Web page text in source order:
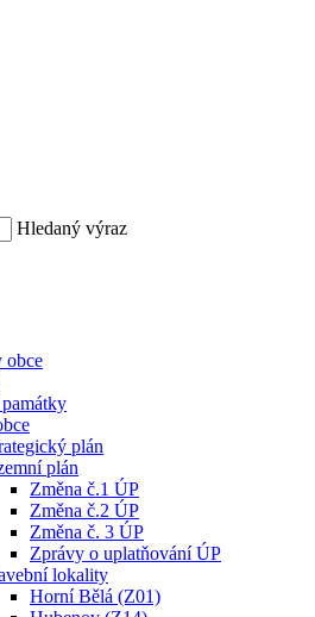
Hledaný výraz
obce
plán
plán
Změna č.1 ÚP
Změna č.2 ÚP
Změna č. 3 ÚP
Zprávy o uplatňování ÚP
lokality
Horní Bělá (Z01)